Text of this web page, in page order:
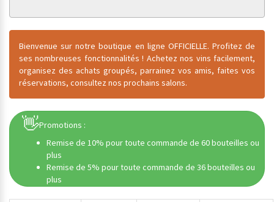
Bienvenue sur notre boutique en ligne OFFICIELLE. Profitez de
ses nombreuses fonctionnalités ! Achetez nos vins facilement,
organisez des achats groupés, parrainez vos amis, faites vos
réservations, consultez nos prochains salons.
👋Promotions :
Remise de 10% pour toute commande de 60 bouteilles ou
plus
Remise de 5% pour toute commande de 36 bouteilles ou
plus